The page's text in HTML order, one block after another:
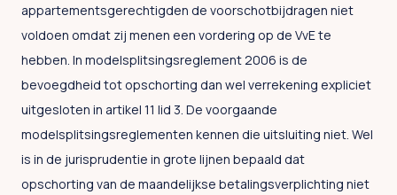
appartementsgerechtigden de voorschotbijdragen niet
voldoen omdat zij menen een vordering op de VvE te
hebben. In modelsplitsingsreglement 2006 is de
bevoegdheid tot opschorting dan wel verrekening expliciet
uitgesloten in artikel 11 lid 3. De voorgaande
modelsplitsingsreglementen kennen die uitsluiting niet. Wel
is in de jurisprudentie in grote lijnen bepaald dat
opschorting van de maandelijkse betalingsverplichting niet